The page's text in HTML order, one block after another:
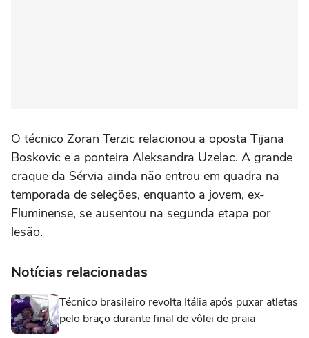
O técnico Zoran Terzic relacionou a oposta Tijana
Boskovic e a ponteira Aleksandra Uzelac. A grande
craque da Sérvia ainda não entrou em quadra na
temporada de seleções, enquanto a jovem, ex-
Fluminense, se ausentou na segunda etapa por
lesão.
Notícias relacionadas
Técnico brasileiro revolta Itália após puxar atletas
pelo braço durante final de vôlei de praia